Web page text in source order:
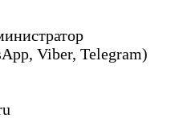
Viber, Telegram)